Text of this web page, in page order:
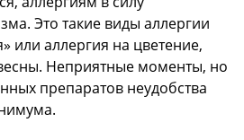
Это такие виды аллергии
или аллергия на цветение,
Неприятные моменты, но
препаратов неудобства